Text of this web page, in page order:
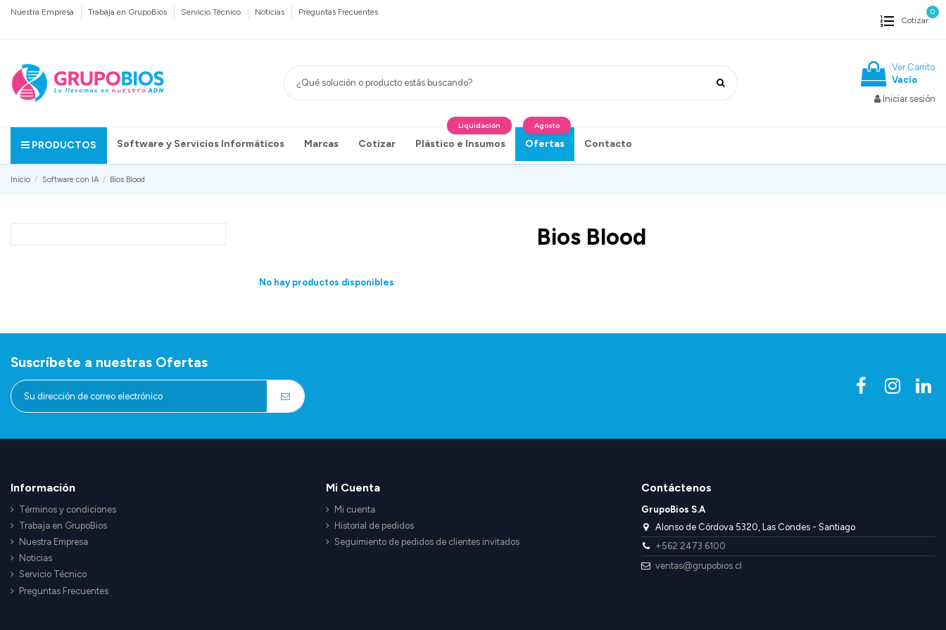
Nuestra Empresa Trabaja en GrupoBios Servicio Técnico Noticias
Preguntas Frecuentes
Cotizar
0
Ver Carrito
Vacío
Iniciar sesión
PRODUCTOS Software y Servicios Informáticos Marcas Cotizar Plástico e Insumos
Liquidación
Ofertas
Agosto
Contacto
Inicio Software con IA Bios Blood
Bios Blood
No hay productos disponibles
Suscríbete a nuestras Ofertas
Información
Términos y condiciones
Trabaja en GrupoBios
Nuestra Empresa
Noticias
Servicio Técnico
Preguntas Frecuentes
Mi Cuenta
Mi cuenta
Historial de pedidos
Seguimiento de pedidos de clientes invitados
Contáctenos
GrupoBios S.A
Alonso de Córdova 5320, Las Condes - Santiago
+562 2473 6100
ventas@grupobios.cl